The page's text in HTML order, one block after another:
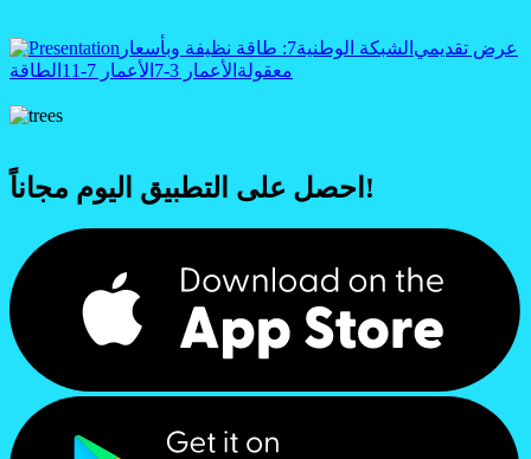
عرض تقديمي الشبكة الوطنية 7: طاقة نظيفة وبأسعار
معقولة الأعمار 3-7 الأعمار 7-11 الطاقة
احصل على التطبيق اليوم مجاناً!